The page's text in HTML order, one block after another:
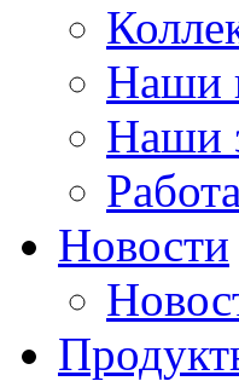
Наши
Наши
Новости